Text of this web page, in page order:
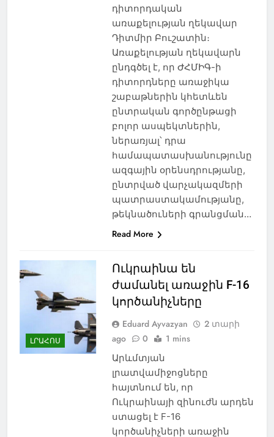
դիտորդական
առաքելության ղեկավար
Դիտմիր Բուշատին։
Առաքելության ղեկավարն
ընդգծել է, որ ԺՀՄԻԳ-ի
դիտորդները առաջիկա
շաբաթներին կհետևեն
ընտրական գործընթացի
բոլոր ասպեկտներին,
ներառյալ՝ դրա
համապատասխանությունը
ազգային օրենսդրությանը,
ընտրված վարչակազմերի
պատրաստակամությանը,
թեկնածուների գրանցման…
Read More
ԼՐԱՀՈՍ
Ուկրաինա են
ժամանել առաջին F-16
կործանիչները
Eduard Ayvazyan
2 տարի
ago
0 1 mins
Արևմտյան
լրատվամիջոցները
հայտնում են, որ
Ուկրաինայի զինուժն արդեն
ստացել է F-16
կործանիչների առաջին